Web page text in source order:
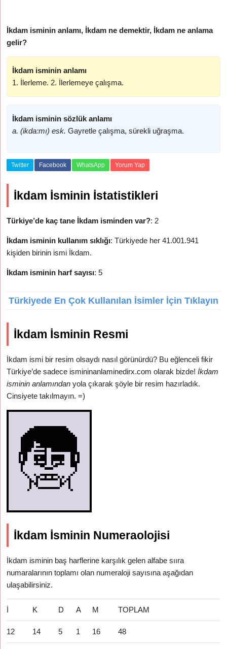
İkdam isminin anlamı, İkdam ne demektir, İkdam ne anlama
gelir?
İkdam isminin anlamı
1. İlerleme. 2. İlerlemeye çalışma.
İkdam isminin sözlük anlamı
a. (ikda:mı) esk. Gayretle çalışma, sürekli uğraşma.
Twitter Facebook WhatsApp Yorum Yap
İkdam İsminin İstatistikleri
Türkiye’de kaç tane İkdam isminden var?: 2
İkdam isminin kullanım sıklığı: Türkiyede her 41.001.941
kişiden birinin ismi İkdam.
İkdam isminin harf sayısı: 5
Türkiyede En Çok Kullanılan İsimler İçin Tıklayın
İkdam İsminin Resmi
İkdam ismi bir resim olsaydı nasıl görünürdü? Bu eğlenceli fikir
Türkiye’de sadece ismininanlaminedirx.com olarak bizde!İkdam
isminin anlamından yola çıkarak şöyle bir resim hazırladık.
Cinsiyete takılmayın. =)
İkdam İsminin Numeraolojisi
İkdam isminin baş harflerine karşılık gelen alfabe sııra
numaralarının toplamı olan numeraloji sayısına aşağıdan
ulaşabilirsiniz.
İ K D A M TOPLAM
12 14 5 1 16 48